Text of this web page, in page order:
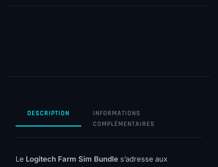
DESCRIPTION
INFORMATIONS
COMPLÉMENTAIRES
Le Logitech Farm Sim Bundle s’adresse aux